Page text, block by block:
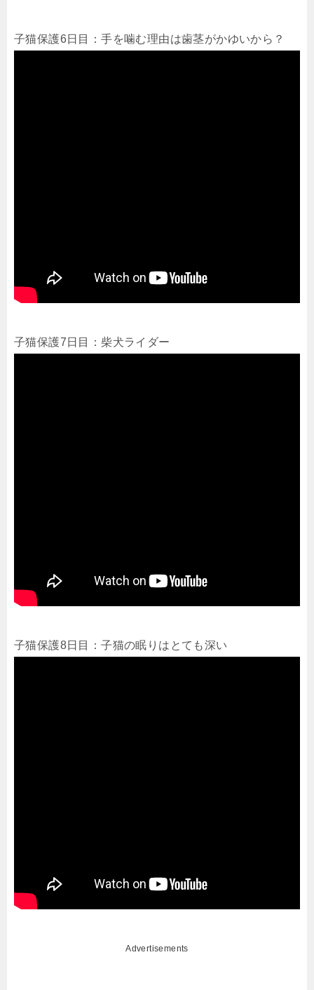
子猫保護6日目：手を噛む理由は歯茎がかゆいから？
子猫保護7日目：柴犬ライダー
子猫保護8日目：子猫の眠りはとても深い
Advertisements